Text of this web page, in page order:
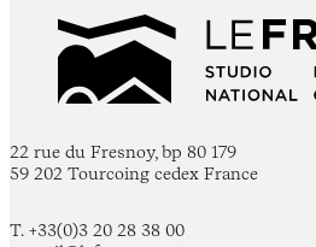
22 rue du Fresnoy, bp 80 179
59 202 Tourcoing cedex France
T. +33(0)3 20 28 38 00